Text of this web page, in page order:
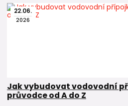
22.06.
2026
Jak vybudovat vodovodní
průvodce od A do Z